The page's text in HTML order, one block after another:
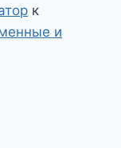
к
и